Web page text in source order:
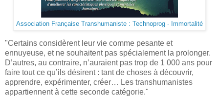
Association Française Transhumaniste : Technoprog - Immortalité
"Certains considèrent leur vie comme pesante et
ennuyeuse, et ne souhaitent pas spécialement la prolonger.
D’autres, au contraire, n’auraient pas trop de 1 000 ans pour
faire tout ce qu’ils désirent : tant de choses à découvrir,
apprendre, expérimenter, créer… Les transhumanistes
appartiennent à cette seconde catégorie."